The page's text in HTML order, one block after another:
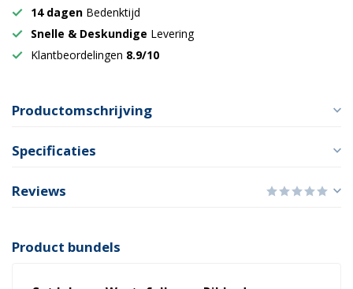
14 dagen Bedenktijd
Snelle & Deskundige Levering
Klantbeordelingen 8.9/10
Productomschrijving
Specificaties
Reviews
Product bundels